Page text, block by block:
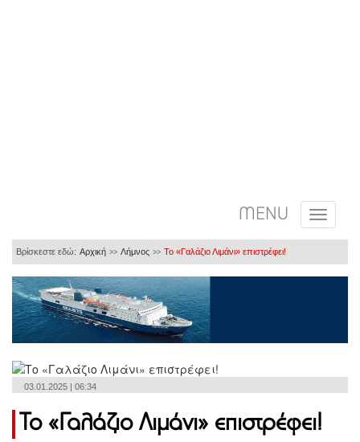
MENU
Βρίσκεστε εδώ: Αρχική >> Λήμνος >> Το «Γαλάζιο Λιμάνι» επιστρέφει!
03.01.2025 | 06:34
Το «Γαλάζιο Λιμάνι» επιστρέφει!